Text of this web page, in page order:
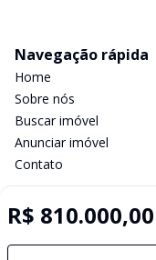
R$ 810.000,00
Navegação rápida
Home
Sobre nós
Buscar imóvel
Anunciar imóvel
Contato